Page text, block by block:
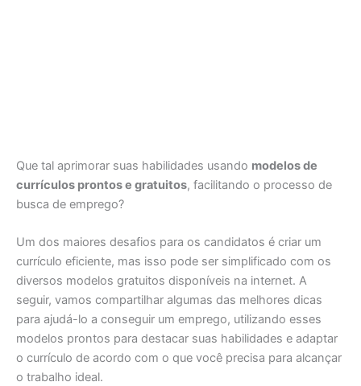
Que tal aprimorar suas habilidades usando modelos de
currículos prontos e gratuitos, facilitando o processo de
busca de emprego?
Um dos maiores desafios para os candidatos é criar um
currículo eficiente, mas isso pode ser simplificado com os
diversos modelos gratuitos disponíveis na internet. A
seguir, vamos compartilhar algumas das melhores dicas
para ajudá-lo a conseguir um emprego, utilizando esses
modelos prontos para destacar suas habilidades e adaptar
o currículo de acordo com o que você precisa para alcançar
o trabalho ideal.